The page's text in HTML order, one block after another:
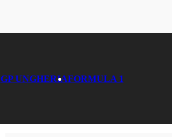
GP UNGHERIAFORMULA 1